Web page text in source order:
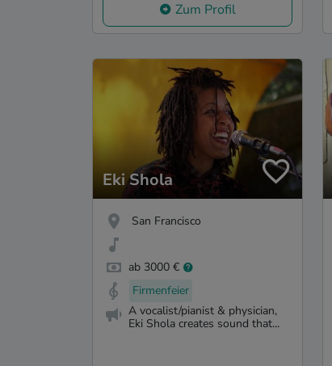
Zum Profil
Eki Shola
San Francisco
ab 3000 €
Firmenfeier
A vocalist/pianist & physician,
Eki Shola creates sound that...